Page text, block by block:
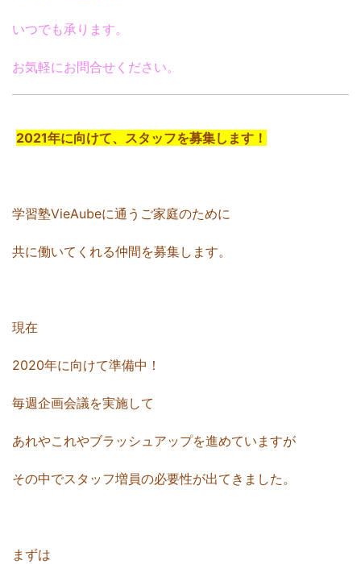
いつでも承ります。
お気軽にお問合せください。
2021年に向けて、スタッフを募集します！
学習塾VieAubeに通うご家庭のために
共に働いてくれる仲間を募集します。
現在
2020年に向けて準備中！
毎週企画会議を実施して
あれやこれやブラッシュアップを進めていますが
その中でスタッフ増員の必要性が出てきました。
まずは